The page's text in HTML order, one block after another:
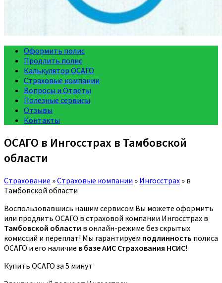
Оформить полис
Продлить полис
Калькулятор ОСАГО
Страховые компании
Вопросы и Ответы
Полезные сервисы
Отзывы
Контакты
ОСАГО в Ингосстрах в Тамбовской
области
Страхование »Страховые компании » Ингосстрах » в
Тамбовской области
Воспользовавшись нашим сервисом Вы можете оформить
или продлить ОСАГО в страховой компании Ингосстрах в
Тамбовской области в онлайн-режиме без скрытых
комиссий и переплат! Мы гарантируем подлинность полиса
ОСАГО и его наличие в базе АИС Страхования НСИС!
Купить ОСАГО за 5 минут